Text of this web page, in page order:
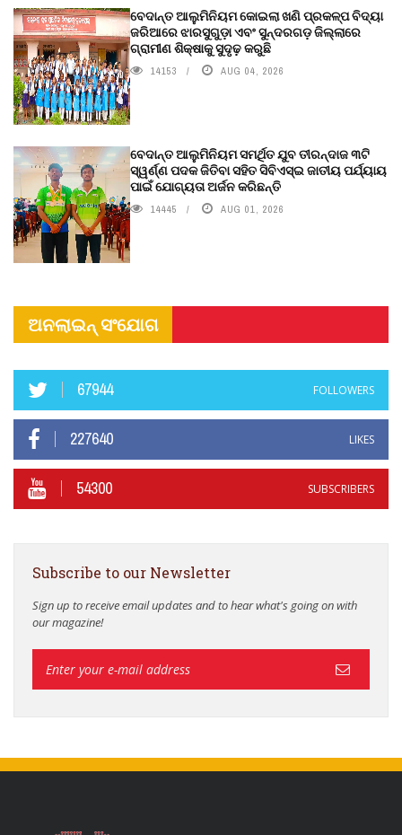
ବେଦାନ୍ତ ଆଲୁମିନିୟମ କୋଇଲା ଖଣି ପ୍ରକଳ୍ପ ବିଦ୍ୟା
ଜରିଆରେ ଝାରସୁଗୁଡ଼ା ଏବଂ ସୁନ୍ଦରଗଡ଼ ଜିଲ୍ଲାରେ
ଗ୍ରାମୀଣ ଶିକ୍ଷାକୁ ସୁଦୃଢ଼ କରୁଛି
14153 AUG 04, 2026
ବେଦାନ୍ତ ଆଲୁମିନିୟମ ସମର୍ଥିତ ଯୁବ ତୀରନ୍ଦାଜ ୩ଟି
ସ୍ୱର୍ଣ୍ଣ ପଦକ ଜିତିବା ସହିତ ସିବିଏସ୍ଇ ଜାତୀୟ ପର୍ଯ୍ୟାୟ
ପାଇଁ ଯୋଗ୍ୟତା ଅର୍ଜନ କରିଛନ୍ତି
14445 AUG 01, 2026
ଅନଲାଇନ୍ ସଂଯୋଗ
67944 FOLLOWERS
227640 LIKES
54300 SUBSCRIBERS
Subscribe to our Newsletter
Sign up to receive email updates and to hear what's going on with
our magazine!